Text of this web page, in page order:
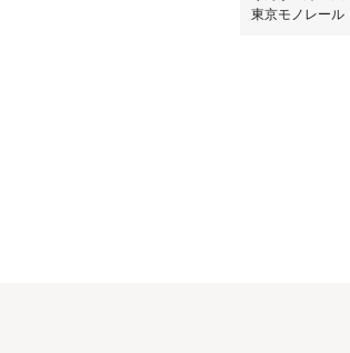
東京モノレー